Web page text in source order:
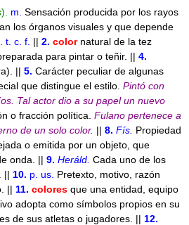
). m. Sensación producida por los rayos
los órganos visuales y que depende
t. c. f. || 2. colornatural de la tez
para pintar o teñir. || 4.
|| 5. Carácter peculiar de algunas
que distingue el estilo. Pintó con
Tal actor dio a su papel un nuevo
o fracción política. Fulano pertenece a
de un solo color. || 8. Fís. Propiedad
o emitida por un objeto, que
onda. || 9. Heráld. Cada uno de los
|| 10. p. us. Pretexto, motivo, razón
|| 11. colores que una entidad, equipo
adopta como símbolos propios en su
de sus atletas o jugadores. || 12.